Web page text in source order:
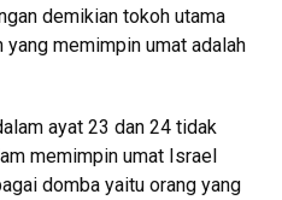
demikian tokoh utama
memimpin umat adalah
ayat 23 dan 24 tidak
memimpin umat Israel
domba yaitu orang yang